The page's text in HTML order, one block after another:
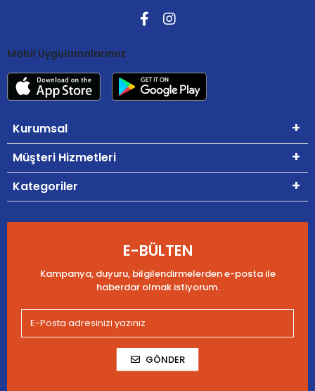
Mobil Uygulamalarımız
Kurumsal
Müşteri Hizmetleri
Kategoriler
E-BÜLTEN
Kampanya, duyuru, bilgilendirmelerden e-posta ile
haberdar olmak istiyorum.
GÖNDER